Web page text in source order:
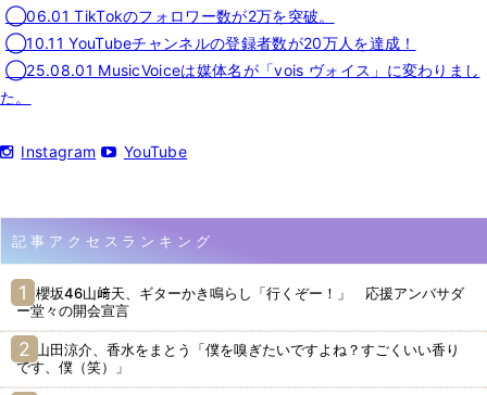
◯06.01 TikTokのフォロワー数が2万を突破。
◯10.11 YouTubeチャンネルの登録者数が20万人を達成！
◯25.08.01 MusicVoiceは媒体名が「vois ヴォイス」に変わりまし
た。
Instagram YouTube
記事アクセスランキング
櫻坂46山﨑天、ギターかき鳴らし「行くぞー！」 応援アンバサダ
ー堂々の開会宣言
山田涼介、香水をまとう「僕を嗅ぎたいですよね？すごくいい香り
です、僕（笑）」